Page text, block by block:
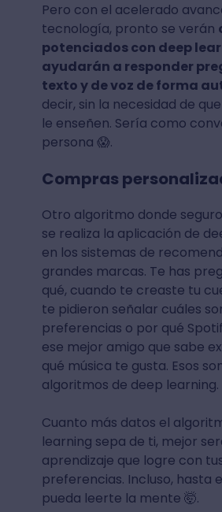
Pero con el acelerado
tecnología, pronto se verán
potenciados con deep
ayudarán a responder
texto y de voz de forma
decir, sin la necesidad de
le enseñen. Sería como
persona 😱.
Compras
Otro algoritmo donde
se realiza la aplicación de
en los sistemas de
grandes marcas. Te has
qué, cuando te creaste tu
te pidieron señalar cuáles
preferencias o por qué
ese mejor amigo que sabe
qué música te gusta. Esos
algoritmos de deep learning.
Cuanto más datos el
learning sepa de ti, mejor
aprendizaje que logre con
preferencias. Incluso, hasta
pueda leerte la mente 🤯.